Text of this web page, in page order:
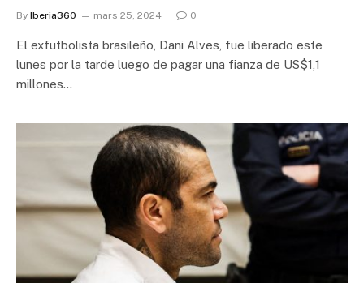
By Iberia360 mars 25, 2024 0
El exfutbolista brasileño, Dani Alves, fue liberado este
lunes por la tarde luego de pagar una fianza de US$1,1
millones…